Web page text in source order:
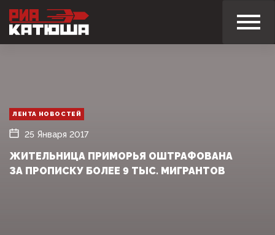
ЛЕНТА НОВОСТЕЙ
25 Января 2017
ЖИТЕЛЬНИЦА ПРИМОРЬЯ ОШТРАФОВАНА
ЗА ПРОПИСКУ БОЛЕЕ 9 ТЫС. МИГРАНТОВ‍